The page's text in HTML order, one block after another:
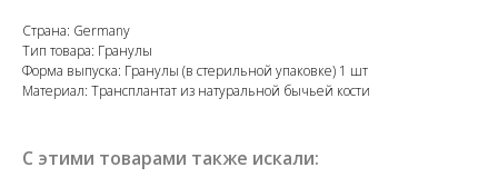
Страна: Germany
Тип товара: Гранулы
Форма выпуска: Гранулы (в стерильной упаковке) 1 шт
Материал: Трансплантат из натуральной бычьей кости
С этими товарами также искали: